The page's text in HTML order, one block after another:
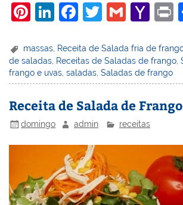
Pi
er
e
st
Li
k
e
dI
n
F
c
e
b
o
o
k
T
itt
er
G
ai
l
Y
h
o
o
M
ai
l
t
massas Receita de Salada fria de
de saladas Receitas de Saladas de frango ,
frango e uvas ,saladas ,Saladas de frango
Receita de Salada de
domingo admin receitas